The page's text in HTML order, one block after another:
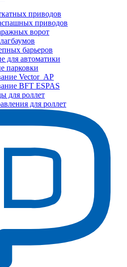
приводов
приводов
ворот
барьеров
для автоматики
парковки
Vector_AP
BFT ESPAS
для роллет
для роллет